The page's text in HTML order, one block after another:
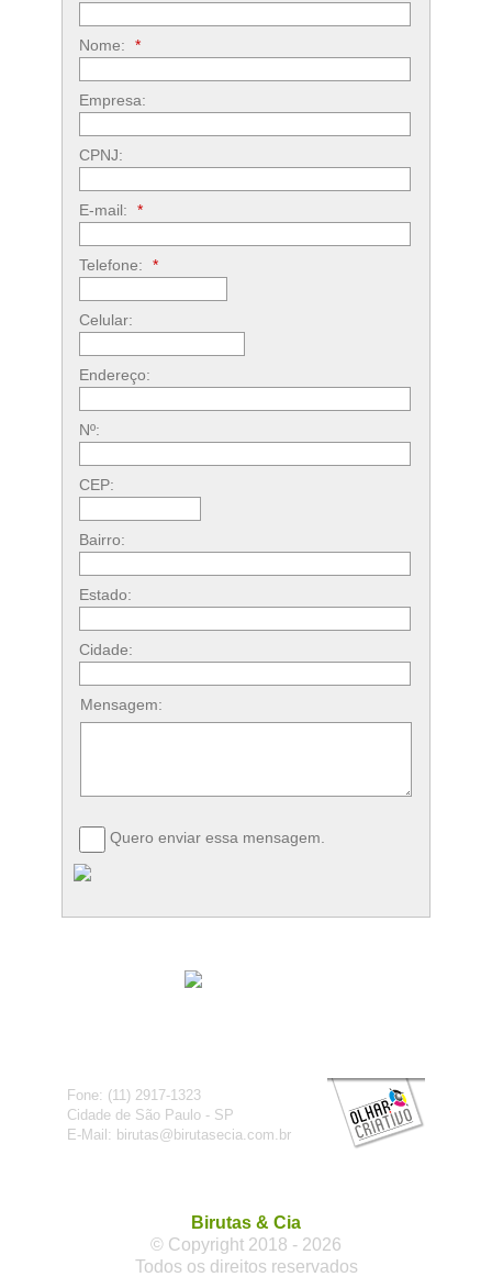
Nome: *
Empresa:
CPNJ:
E-mail: *
Telefone: *
Celular:
Endereço:
Nº:
CEP:
Bairro:
Estado:
Cidade:
Mensagem:
Quero enviar essa mensagem.
Fone: (11) 2917-1323
Cidade de São Paulo - SP
E-Mail: birutas@birutasecia.com.br
Birutas & Cia
© Copyright 2018 - 2026
Todos os direitos reservados